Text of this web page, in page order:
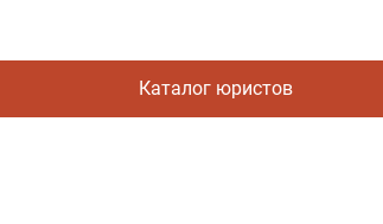
Каталог юристов